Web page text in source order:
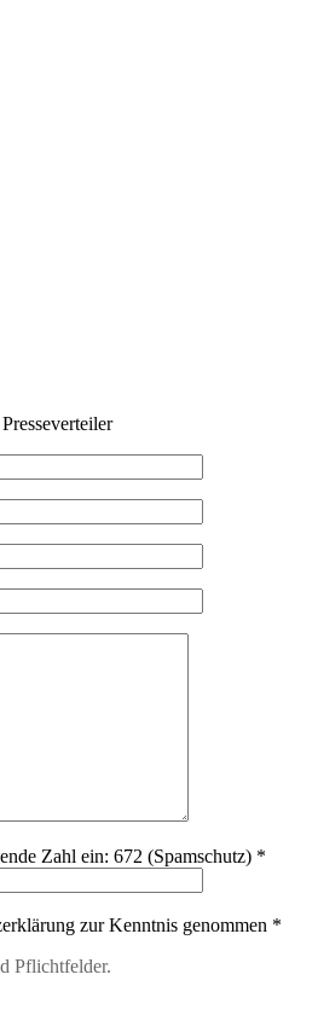
Presseverteiler
Zahl ein: 672 (Spamschutz) *
zur Kenntnis genommen *
Pflichtfelder.